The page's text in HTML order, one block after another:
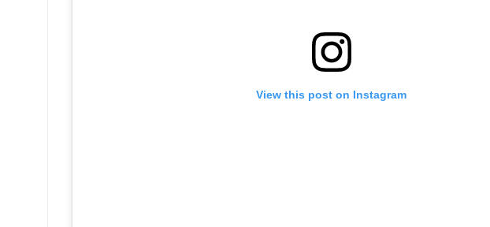
View this post on Instagram